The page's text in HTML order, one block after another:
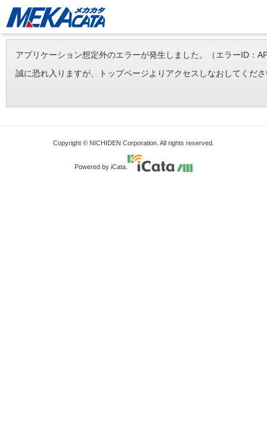
アプリケーション想定外のエラーが発生しました。（エラーID：
誠に恐れ入りますが、トップページよりアクセスしなおしてくだ
Copyright © NICHIDEN Corporation. All rights reserved.
Powered by iCata.